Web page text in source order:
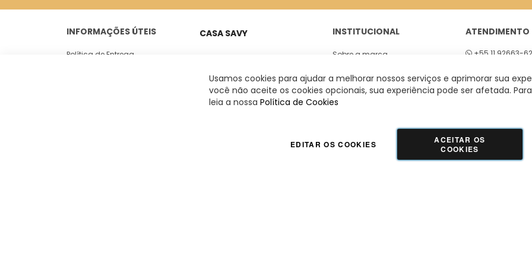
INFORMAÇÕES ÚTEIS
Política de Entrega
CASA SAVY
Jardim Paulista - São Paulo
INSTITUCIONAL
Sobre a marca
ATENDIMENTO
+55 11 92663-
GUADALUPE COMERCIO LTDA - 42.509.755/0001-66 | Tecnologia e Design:Dizy
Usamos cookies para ajudar a melhorar nossos serviços e aprimorar sua
você não aceite os cookies opcionais, sua experiência pode ser afetada.
leia a nossa Política de Cookies
ACEITAR OS
COOKIES
EDITAR OS COOKIES